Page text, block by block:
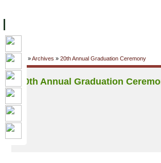
Home »Archives » 20th Annual Graduation Ceremony
20th Annual Graduation